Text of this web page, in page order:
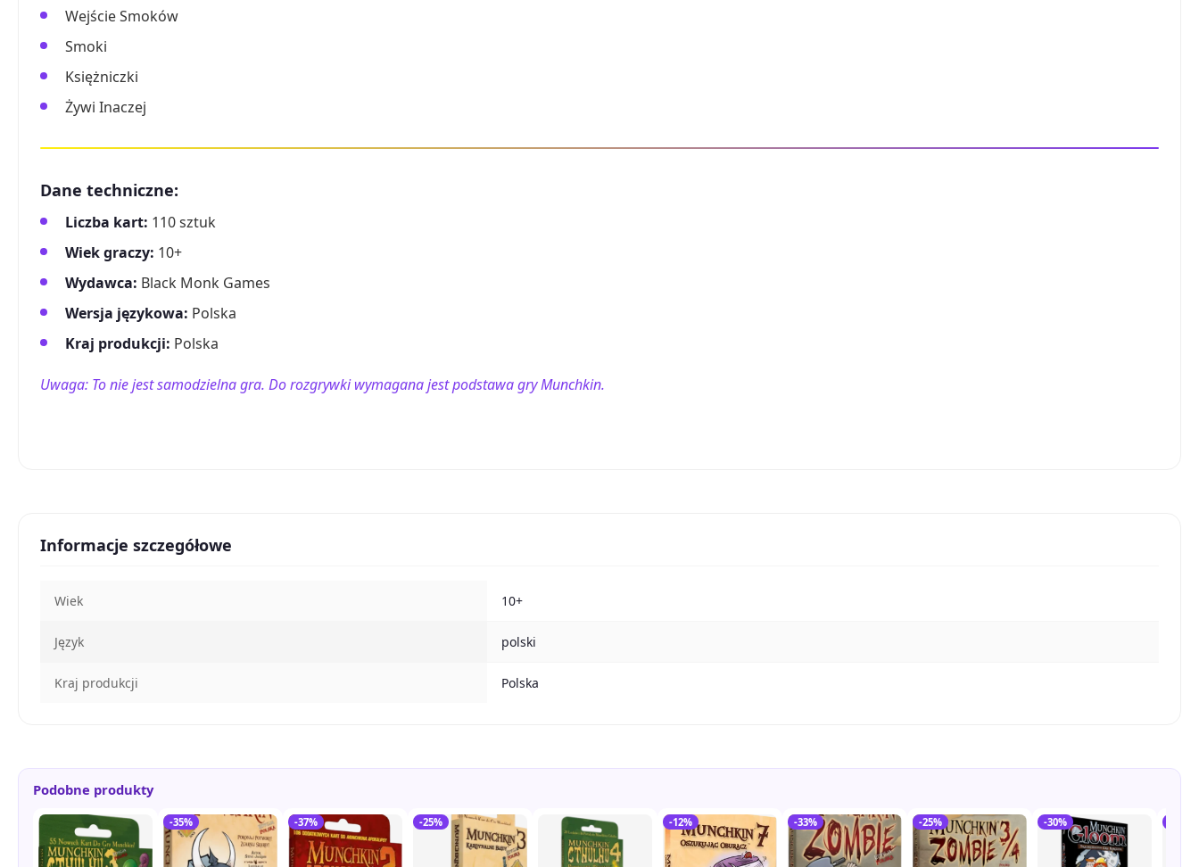
Wejście Smoków
Smoki
Księżniczki
Żywi Inaczej
Dane techniczne:
Liczba kart: 110 sztuk
Wiek graczy: 10+
Wydawca: Black Monk Games
Wersja językowa: Polska
Kraj produkcji: Polska
Uwaga: To nie jest samodzielna gra. Do rozgrywki wymagana jest podstawa gry Munchkin.
Informacje szczegółowe
Wiek 10+
Język polski
Kraj produkcji Polska
Podobne produkty
-35% -37% -25% -12% -33% -25% -30%